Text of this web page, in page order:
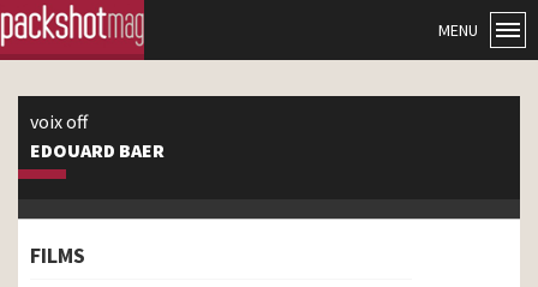
MENU
voix off
EDOUARD BAER
FILMS